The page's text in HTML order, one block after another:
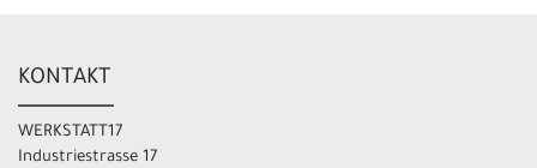
KONTAKT
WERKSTATT17
Industriestrasse 17